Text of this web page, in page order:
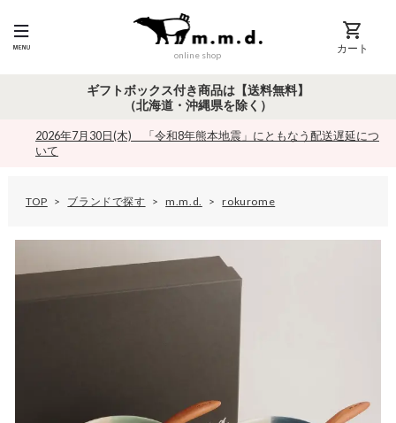
online shop カート
ギフトボックス付き商品は【送料無料】
（北海道・沖縄県を除く）
2026年7月30日(木) 「令和8年熊本地震」にともなう配送遅延につ
いて
TOP ブランドで探す m.m.d. rokurome